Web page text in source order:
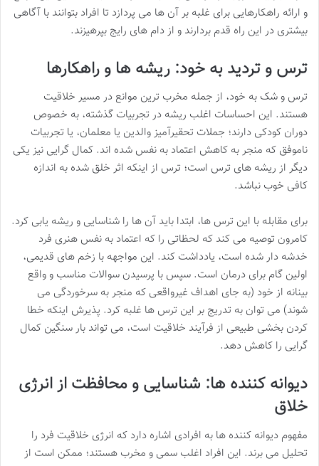
و ارائه راهکارهایی برای غلبه بر آن ها می پردازد تا افراد بتوانند با آگاهی
بیشتری در این راه قدم بردارند و از دام های رایج بپرهیزند.
ترس و تردید به خود: ریشه ها و راهکارها
ترس و شک به خود، از جمله مخرب ترین موانع در مسیر خلاقیت
هستند. این احساسات اغلب ریشه در تجربیات گذشته، به خصوص
دوران کودکی دارند؛ جملات تحقیرآمیز والدین یا معلمان، یا تجربیات
ناموفق که منجر به کاهش اعتماد به نفس شده اند. کمال گرایی نیز یکی
دیگر از ریشه های ترس است؛ ترس از اینکه اثر خلق شده به اندازه
کافی خوب نباشد.
برای مقابله با این ترس ها، ابتدا باید آن ها را شناسایی و ریشه یابی کرد.
کامرون توصیه می کند که لحظاتی را که اعتماد به نفس هنری فرد
خدشه دار شده است، یادداشت کند. این مواجهه با زخم های قدیمی،
اولین گام برای درمان است. سپس با پرسیدن سوالات مناسب و واقع
بینانه از خود (به جای اهداف غیرواقعی که منجر به سرخوردگی می
شوند) می توان به تدریج بر این ترس ها غلبه کرد. پذیرش اینکه خطا
کردن بخشی طبیعی از فرآیند خلاقیت است، می تواند بار سنگین کمال
گرایی را کاهش دهد.
دیوانه کننده ها: شناسایی و محافظت از انرژی
خلاق
مفهوم دیوانه کننده ها به افرادی اشاره دارد که انرژی خلاقیت فرد را
تحلیل می برند. این افراد اغلب سمی و مخرب هستند؛ ممکن است از